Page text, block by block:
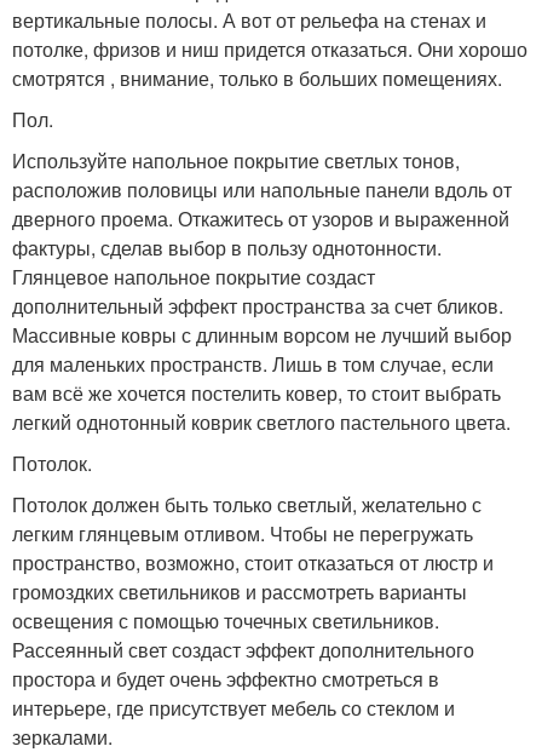
вертикальные полосы. А вот от рельефа на стенах и
потолке, фризов и ниш придется отказаться. Они хорошо
смотрятся , внимание, только в больших помещениях.
Пол.
Используйте напольное покрытие светлых тонов,
расположив половицы или напольные панели вдоль от
дверного проема. Откажитесь от узоров и выраженной
фактуры, сделав выбор в пользу однотонности.
Глянцевое напольное покрытие создаст
дополнительный эффект пространства за счет бликов.
Массивные ковры с длинным ворсом не лучший выбор
для маленьких пространств. Лишь в том случае, если
вам всё же хочется постелить ковер, то стоит выбрать
легкий однотонный коврик светлого пастельного цвета.
Потолок.
Потолок должен быть только светлый, желательно с
легким глянцевым отливом. Чтобы не перегружать
пространство, возможно, стоит отказаться от люстр и
громоздких светильников и рассмотреть варианты
освещения с помощью точечных светильников.
Рассеянный свет создаст эффект дополнительного
простора и будет очень эффектно смотреться в
интерьере, где присутствует мебель со стеклом и
зеркалами.